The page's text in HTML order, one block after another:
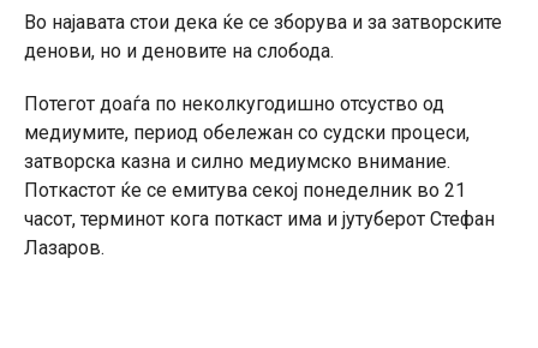
Во најавата стои дека ќе се зборува и за затворските
денови, но и деновите на слобода.
Потегот доаѓа по неколкугодишно отсуство од
медиумите, период обележан со судски процеси,
затворска казна и силно медиумско внимание.
Поткастот ќе се емитува секој понеделник во 21
часот, терминот кога поткаст има и јутуберот Стефан
Лазаров.